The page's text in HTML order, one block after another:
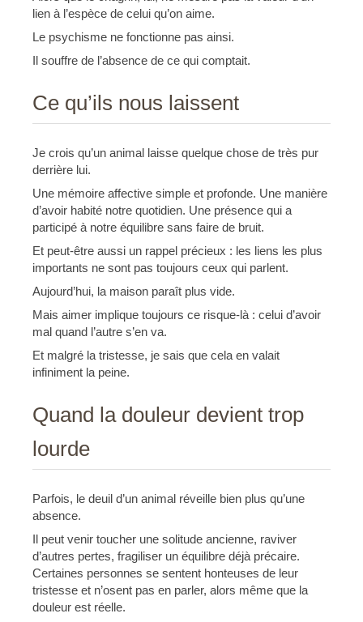
lien à l’espèce de celui qu’on aime.
Le psychisme ne fonctionne pas ainsi.
Il souffre de l’absence de ce qui comptait.
Ce qu’ils nous laissent
Je crois qu’un animal laisse quelque chose de très pur
derrière lui.
Une mémoire affective simple et profonde. Une manière
d’avoir habité notre quotidien. Une présence qui a
participé à notre équilibre sans faire de bruit.
Et peut-être aussi un rappel précieux : les liens les plus
importants ne sont pas toujours ceux qui parlent.
Aujourd’hui, la maison paraît plus vide.
Mais aimer implique toujours ce risque-là : celui d’avoir
mal quand l’autre s’en va.
Et malgré la tristesse, je sais que cela en valait
infiniment la peine.
Quand la douleur devient trop
lourde
Parfois, le deuil d’un animal réveille bien plus qu’une
absence.
Il peut venir toucher une solitude ancienne, raviver
d’autres pertes, fragiliser un équilibre déjà précaire.
Certaines personnes se sentent honteuses de leur
tristesse et n’osent pas en parler, alors même que la
douleur est réelle.